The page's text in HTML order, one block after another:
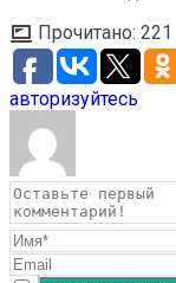
Прочитано: 221
авторизуйтесь